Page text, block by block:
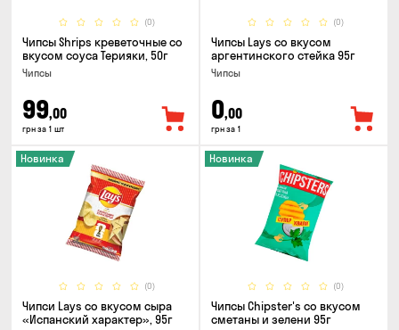
(0)
Чипсы Shrips креветочные со
вкусом соуса Терияки, 50г
Чипсы
99,00
грн за 1 шт
(0)
Чипсы Lays со вкусом
аргентинского стейка 95г
Чипсы
0,00
грн за 1
(0)
Новинка
Чипси Lays со вкусом сыра
«Испанский характер», 95г
(0)
Новинка
Чипсы Chipster's со вкусом
сметаны и зелени 95г